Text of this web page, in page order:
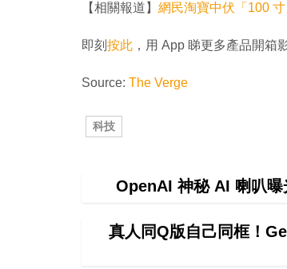
【相關報道】 網民淘寶中伏「100
即刻 按此 ，用 App 睇更多產品開箱
Source: The Verge
科技
OpenAI 神秘 AI 喇叭
真人同Q版自己同框！